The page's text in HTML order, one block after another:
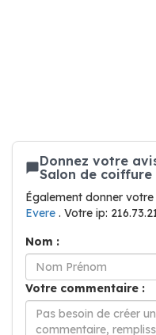
Donnez votre
Salon de coiffure
Également donner
Evere . Votre ip:
Nom :
Votre commentaire :